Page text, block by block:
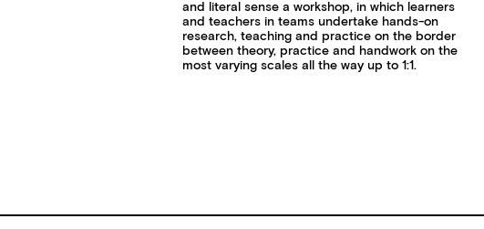
and literal sense a workshop, in which learners
and teachers in teams undertake hands-on
research, teaching and practice on the border
between theory, practice and handwork on the
most varying scales all the way up to 1:1.